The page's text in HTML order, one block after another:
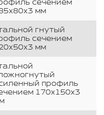
сечением
мм
гнутый
сечением
мм
профиль
170х150х3